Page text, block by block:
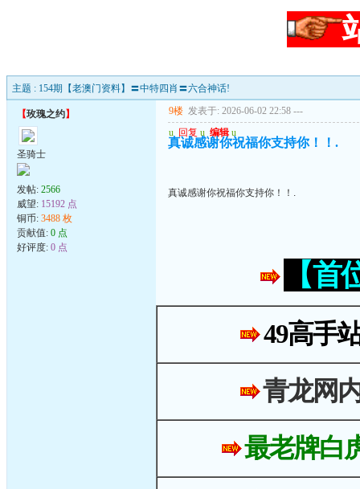
主题 : 154期【老澳门资料】〓中特四肖〓六合神话!
【玫瑰之约】
圣骑士
发帖: 2566
威望: 15192 点
铜币: 3488 枚
贡献值: 0 点
好评度: 0 点
9楼 发表于: 2026-06-02 22:58 ---
u 回复 u 编辑 u
真诚感谢你祝福你支持你！！.
真诚感谢你祝福你支持你！！.
【
49高手
青龙网
最老牌白